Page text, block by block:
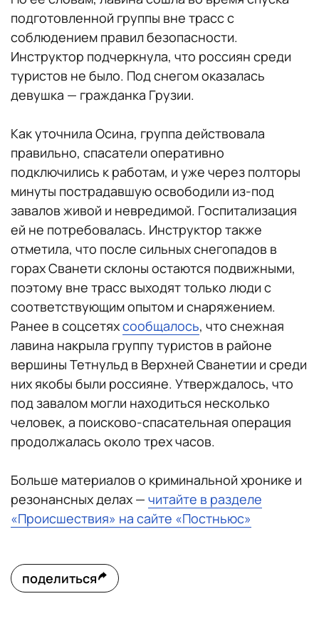
подготовленной группы вне трасс с
соблюдением правил безопасности.
Инструктор подчеркнула, что россиян среди
туристов не было. Под снегом оказалась
девушка — гражданка Грузии.
Как уточнила Осина, группа действовала
правильно, спасатели оперативно
подключились к работам, и уже через полторы
минуты пострадавшую освободили из-под
завалов живой и невредимой. Госпитализация
ей не потребовалась. Инструктор также
отметила, что после сильных снегопадов в
горах Сванети склоны остаются подвижными,
поэтому вне трасс выходят только люди с
соответствующим опытом и снаряжением.
Ранее в соцсетяхсообщалось, что снежная
лавина накрыла группу туристов в районе
вершины Тетнульд в Верхней Сванетии и среди
них якобы были россияне. Утверждалось, что
под завалом могли находиться несколько
человек, а поисково-спасательная операция
продолжалась около трех часов.
Больше материалов о криминальной хронике и
резонансных делах — читайте в разделе
«Происшествия» на сайте «Постньюс»
поделиться